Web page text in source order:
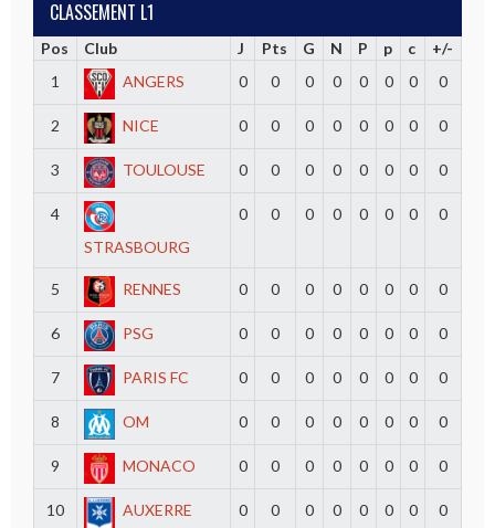
CLASSEMENT L1
Pos Club J Pts G N P p c
+/-
1
ANGERS 0 0 0 0 0 0 0 0
2 NICE 0 0 0 0 0 0 0 0
3 TOULOUSE 0 0 0 0 0 0 0 0
4
STRASBOURG
0 0 0 0 0 0 0 0
5 RENNES 0 0 0 0 0 0 0 0
6 PSG 0 0 0 0 0 0 0 0
7 PARIS FC 0 0 0 0 0 0 0 0
8 OM 0 0 0 0 0 0 0 0
9 MONACO 0 0 0 0 0 0 0 0
10 AUXERRE 0 0 0 0 0 0 0 0